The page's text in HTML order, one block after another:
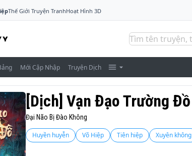
Thế Giới Truyện TranhHoạt Hình 3D
Mới Cập Nhập Truyện Dịch
[Dịch] Vạn Đạo Trường Đồ
Đại Não Bị Đào Không
Huyền huyễn Võ Hiệp Tiên hiệp Xuyên không